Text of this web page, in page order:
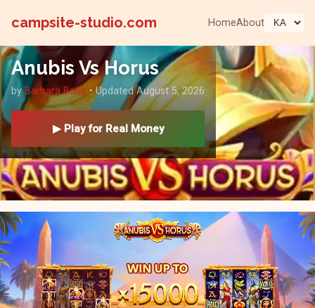
campsite-studio.com HomeAbout
Anubis Vs Horus
byBarbara Bang • Updated August 5, 2026
▶ Play for Real Money